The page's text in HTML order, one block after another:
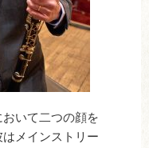
いて二つの顔を
メインストリー